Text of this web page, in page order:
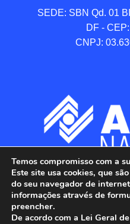
SEDE: SBN Qd. 01
DF -
CNPJ:
Temos compromisso com a
Este site usa cookies, que
do seu navegador de
informações através de
preencher.
De acordo com a Lei Geral